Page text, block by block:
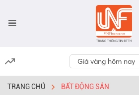
Giá vàng hôm nay
TRANG CHỦ BẤT ĐỘNG SẢN